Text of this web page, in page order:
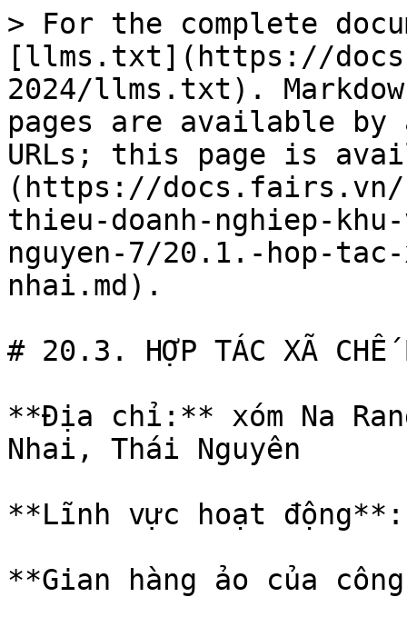
> For the complete
[llms.txt](https://
2024/llms.txt).
pages are available by
URLs; this page is
(https://docs.fairs.vn/
thieu-doanh-nghiep-
nguyen-7/20.1.-hop-
nhai.md).
# 20.3. HỢP TÁC XÃ CHẾ
**Địa chỉ:** xóm Na
Nhai, Thái Nguyên
**Lĩnh vực hoạt động**:
**Gian hàng ảo của